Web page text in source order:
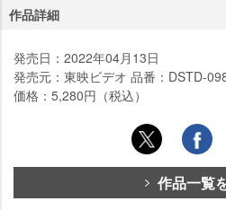
作品詳細
発売日：2022年04月13日
発売元：東映ビデオ 品番：DSTD-
価格：5,280円（税込）
作品一覧